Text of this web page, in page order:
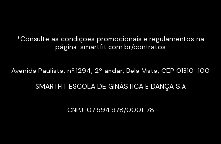
*Consulte as condições promocionais e regulamentos na
página: smartfit.com.br/contratos
Avenida Paulista, nº.1294, 2º andar, Bela Vista, CEP 01310-100
SMARTFIT ESCOLA DE GINÁSTICA E DANÇA S.A
CNPJ: 07.594.978/0001-78